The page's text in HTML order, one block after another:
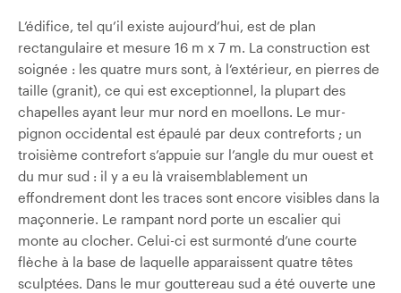
L’édifice, tel qu’il existe aujourd’hui, est de plan
rectangulaire et mesure 16 m x 7 m. La construction est
soignée : les quatre murs sont, à l’extérieur, en pierres de
taille (granit), ce qui est exceptionnel, la plupart des
chapelles ayant leur mur nord en moellons. Le mur-
pignon occidental est épaulé par deux contreforts ; un
troisième contrefort s’appuie sur l’angle du mur ouest et
du mur sud : il y a eu là vraisemblablement un
effondrement dont les traces sont encore visibles dans la
maçonnerie. Le rampant nord porte un escalier qui
monte au clocher. Celui-ci est surmonté d’une courte
flèche à la base de laquelle apparaissent quatre têtes
sculptées. Dans le mur gouttereau sud a été ouverte une